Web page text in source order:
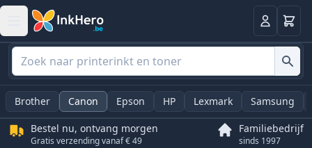
Log in
Brother Canon Epson HP Lexmark Samsung
Bestel nu, ontvang morgen
Gratis verzending vanaf € 49
Familiebedrijf
sinds 1997